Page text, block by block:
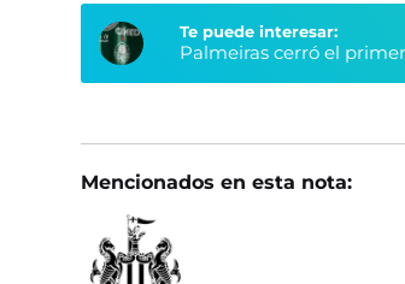
Te puede interesar:
Palmeiras cerró el
Mencionados en esta nota: